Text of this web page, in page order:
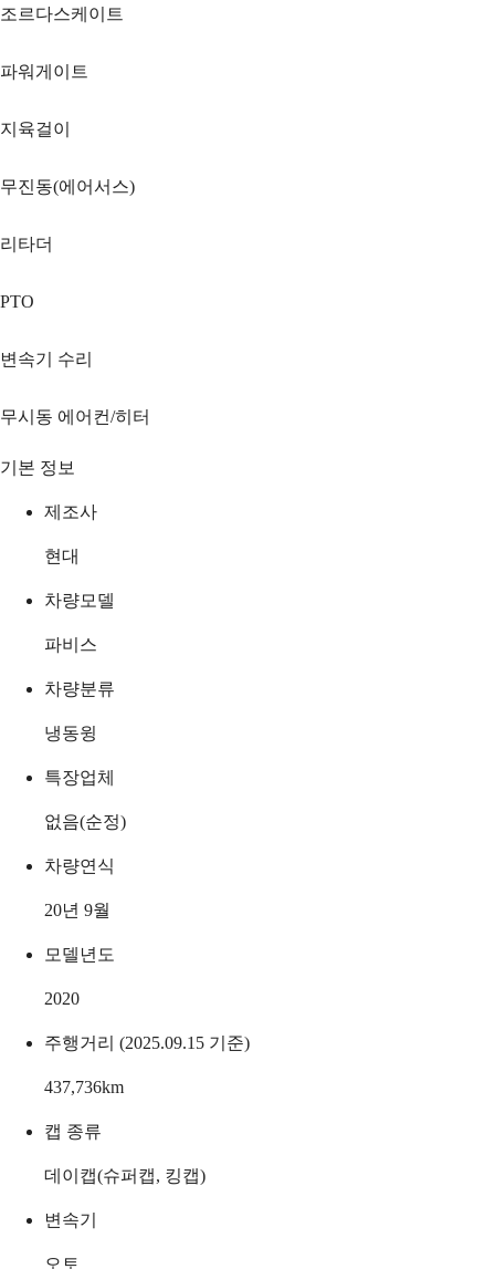
조르다스케이트
파워게이트
지육걸이
무진동(에어서스)
리타더
PTO
변속기 수리
무시동 에어컨/히터
기본 정보
제조사
현대
차량모델
파비스
차량분류
냉동윙
특장업체
없음(순정)
차량연식
20년 9월
모델년도
2020
주행거리 (2025.09.15 기준)
437,736km
캡 종류
데이캡(슈퍼캡, 킹캡)
변속기
오토